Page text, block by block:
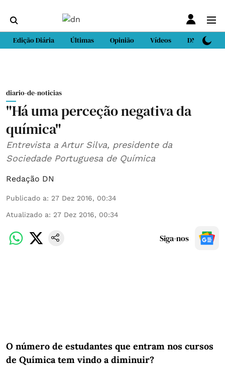
Edição Diária Últimas Opinião Vídeos DN Sport
diario-de-noticias
"Há uma perceção negativa da
química"
Entrevista a Artur Silva, presidente da
Sociedade Portuguesa de Química
Redação DN
Publicado a: 27 Dez 2016, 00:34
Atualizado a: 27 Dez 2016, 00:34
Siga-nos
O número de estudantes que entram nos cursos
de Química tem vindo a diminuir?